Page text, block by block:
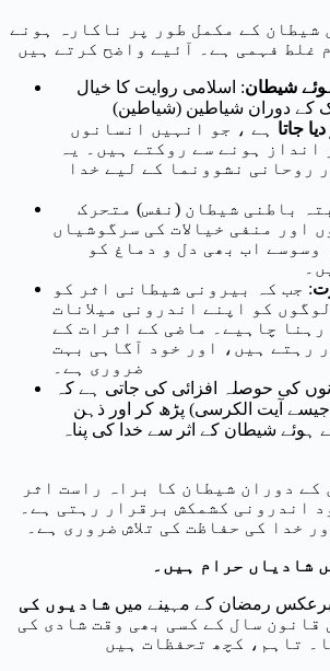
شیطان کے مکمل طور پر ناکارہ ہونے
شیطان: اسلامی روایت کا خیال
کے دوران شیاطین (شیاطین)
جاتا ہے ، جو انہیں انسانوں
انداز ہونے سے روکتے ہیں۔ یہ
روحانی نشوونما کے لیے خدا
باطنی شیطان (نفس) متحرک
اور منفی خیالات کی سرگوشیاں
وسوسے اب بھی دل و دماغ کو
: جب کہ بیرونی شیطانی اثر کو
کو اپنے اندرونی میلانات
رہنا چاہیے۔ ماضی کے اثرات کے
رہتے ہیں، اور خود آگاہی بہت
ضروری ہے۔
کی حوصلہ افزائی کی جاتی ہے کہ
آیت الکرسی) پڑھ کر اور ذہن
ہوئے شیطان کے اثر سے خدا کی پناہ
کے دوران شیطان کا براہ راست اثر
اندرونی کشمکش برقرار رہتی ہے۔
خدا کی حفاظت کی تلاش ضروری ہے۔
رمضان کے مہینے میں شادیوں کی
قانون سال کے کسی بھی وقت شادی کی
تاہم، کچھ تحفظات ہیں